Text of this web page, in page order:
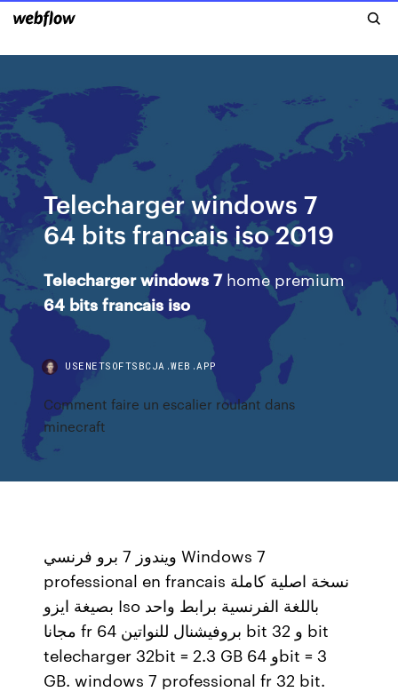
Telecharger windows 7
64 bits francais iso 2019
Telecharger windows 7home premium
64 bits francais iso
USENETSOFTSBCJA.WEB.APP
Comment faire un escalier roulant dans
minecraft
ويندوز 7 برو فرنسي Windows 7
professional en francais نسخة اصلية كاملة
بصيغة ايزو Iso باللغة الفرنسية برابط واحد
مجانا fr بروفيشنال للنواتين 64 bit و 32 bit
telecharger 32bit = 2.3 GB و 64bit = 3
GB. windows 7 professional fr 32 bit.